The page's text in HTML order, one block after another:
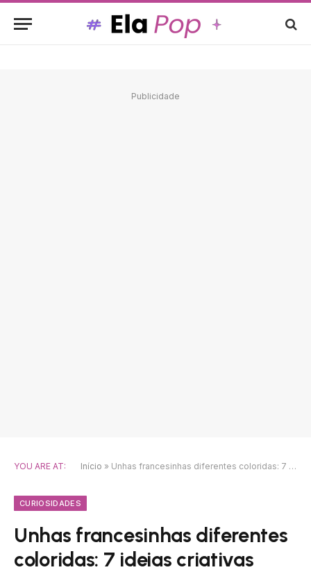
Publicidade
YOU ARE AT: Início » Unhas francesinhas diferentes coloridas: 7 ideias criativas
CURIOSIDADES
Unhas francesinhas diferentes
coloridas: 7 ideias criativas